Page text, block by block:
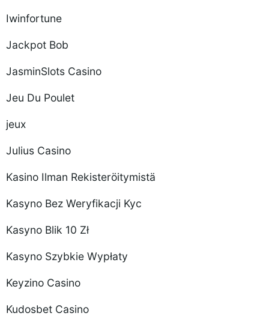
Iwinfortune
Jackpot Bob
JasminSlots Casino
Jeu Du Poulet
jeux
Julius Casino
Kasino Ilman Rekisteröitymistä
Kasyno Bez Weryfikacji Kyc
Kasyno Blik 10 Zł
Kasyno Szybkie Wypłaty
Keyzino Casino
Kudosbet Casino